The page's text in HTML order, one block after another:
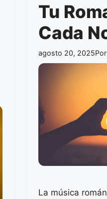
Tu
Cada
agosto 20, 2025
La música